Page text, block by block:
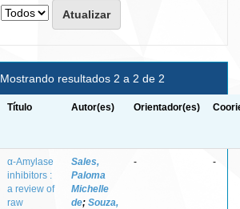
Mostrando resultados 2 a 2 de 2
Título Autor(es) Orientador(es)
α-Amylase
inhibitors :
a review of
raw
Sales,
Paloma
Michelle
de; Souza,
- -